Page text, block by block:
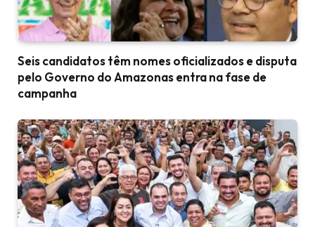
Seis candidatos têm nomes oficializados e disputa
pelo Governo do Amazonas entra na fase de
campanha